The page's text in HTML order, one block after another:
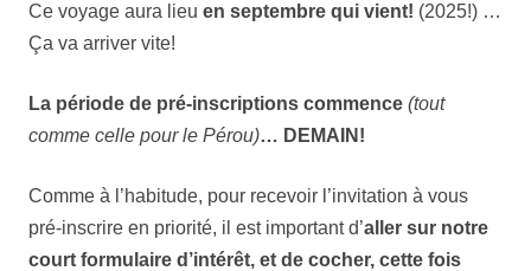
Ce voyage aura lieu en septembre qui vient! (2025!) …
Ça va arriver vite!
La période de pré-inscriptions commence (tout
comme celle pour le Pérou)… DEMAIN!
Comme à l’habitude, pour recevoir l’invitation à vous
pré-inscrire en priorité, il est important d’aller sur notre
court formulaire d’intérêt, et de cocher, cette fois